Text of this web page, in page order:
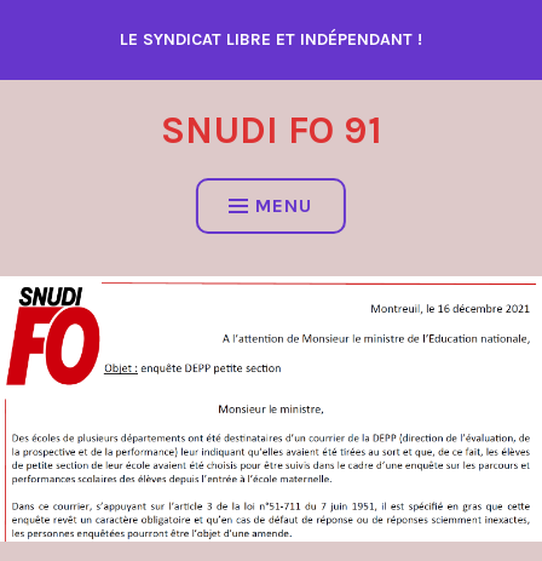
contenu
LE SYNDICAT LIBRE ET INDÉPENDANT !
SNUDI FO 91
MENU